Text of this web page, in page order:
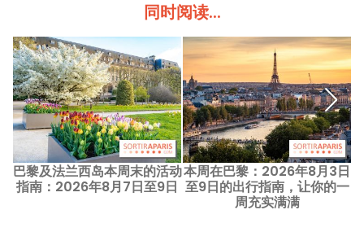
同时阅读...
巴黎及法兰西岛本周末的活动
指南：2026年8月7日至9日
本周在巴黎：2026年8月3日
至9日的出行指南，让你的一
周充实满满